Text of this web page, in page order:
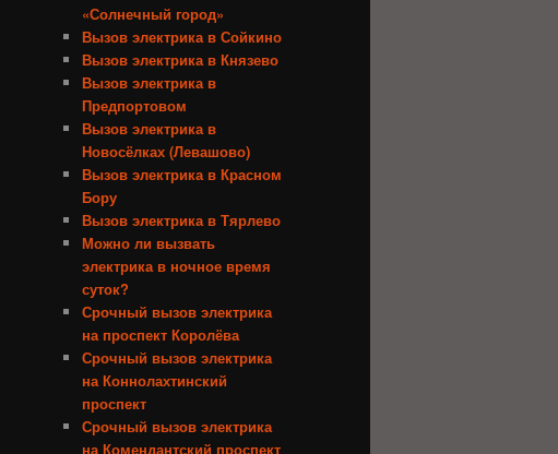
«Солнечный город»
Вызов электрика в Сойкино
Вызов электрика в Князево
Вызов электрика в
Предпортовом
Вызов электрика в
Новосёлках (Левашово)
Вызов электрика в Красном
Бору
Вызов электрика в Тярлево
Можно ли вызвать
электрика в ночное время
суток?
Срочный вызов электрика
на проспект Королёва
Срочный вызов электрика
на Коннолахтинский
проспект
Срочный вызов электрика
на Комендантский проспект